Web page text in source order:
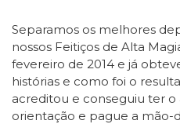
Separamos os melhores
nossos Feitiços de Alta
fevereiro de 2014 e já
histórias e como foi o
acreditou e conseguiu ter o
orientação e pague a